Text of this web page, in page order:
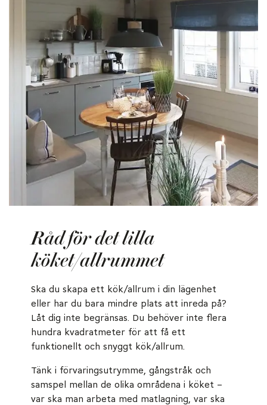
Råd för det lilla
köket/allrummet
Ska du skapa ett kök/allrum i din lägenhet
eller har du bara mindre plats att inreda på?
Låt dig inte begränsas. Du behöver inte flera
hundra kvadratmeter för att få ett
funktionellt och snyggt kök/allrum.
Tänk i förvaringsutrymme, gångstråk och
samspel mellan de olika områdena i köket –
var ska man arbeta med matlagning, var ska